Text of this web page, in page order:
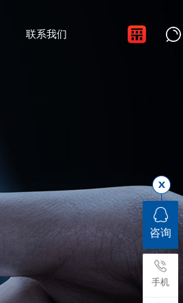
联系我们
咨询
手机